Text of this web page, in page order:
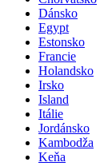
Dánsko
Egypt
Estonsko
Francie
Holandsko
Irsko
Island
Itálie
Jordánsko
Kambodža
Keňa